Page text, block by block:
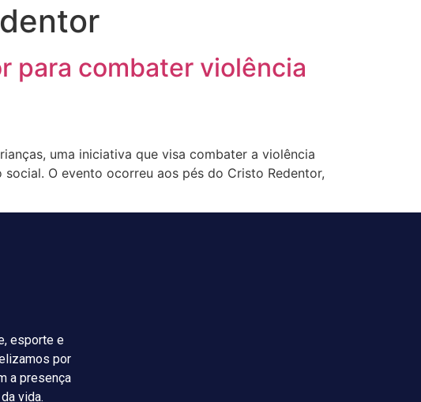
para combater violência
uma iniciativa que visa combater a violência
O evento ocorreu aos pés do Cristo Redentor,
esporte e
por
a presença
vida.